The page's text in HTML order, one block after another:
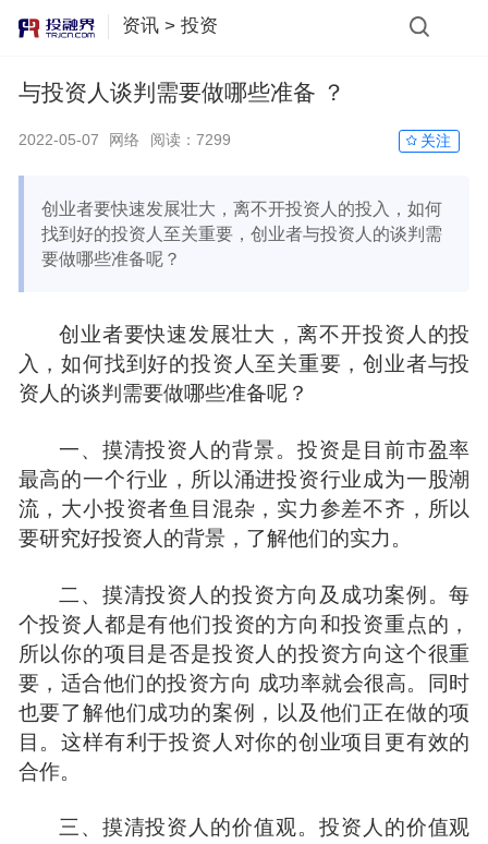
资讯> 投资
与投资人谈判需要做哪些准备 ？
2022-05-07 网络 阅读：7299 关注
创业者要快速发展壮大，离不开投资人的投入，如何
找到好的投资人至关重要，创业者与投资人的谈判需
要做哪些准备呢？
创业者要快速发展壮大，离不开投资 人的投
入，如何找到好的投资人至关重要，创业者与投
资人的谈判需要做哪些准备呢？
一、摸清投资人的背景。投资是目前市盈率
最高的一个行业，所以涌进投资行业成为一股潮
流，大小投资者鱼目混杂，实力参差不齐，所以
要研究好投资人的背景，了解他们的实力。
二、摸清投资人的投资方向及成功案例。每
个投资人都是有他们投资的方向和投资重点的，
所以你的项目 是否是投资人的投资方向这个很重
要，适合他们的投资方向 成功率就会很高。同时
也要了解他们成功的案例，以及他们正在做的项
目。这样有利于投资人对你的创业项目 更有效的
合作。
三、摸清投资人的价值观。投资人的价值观